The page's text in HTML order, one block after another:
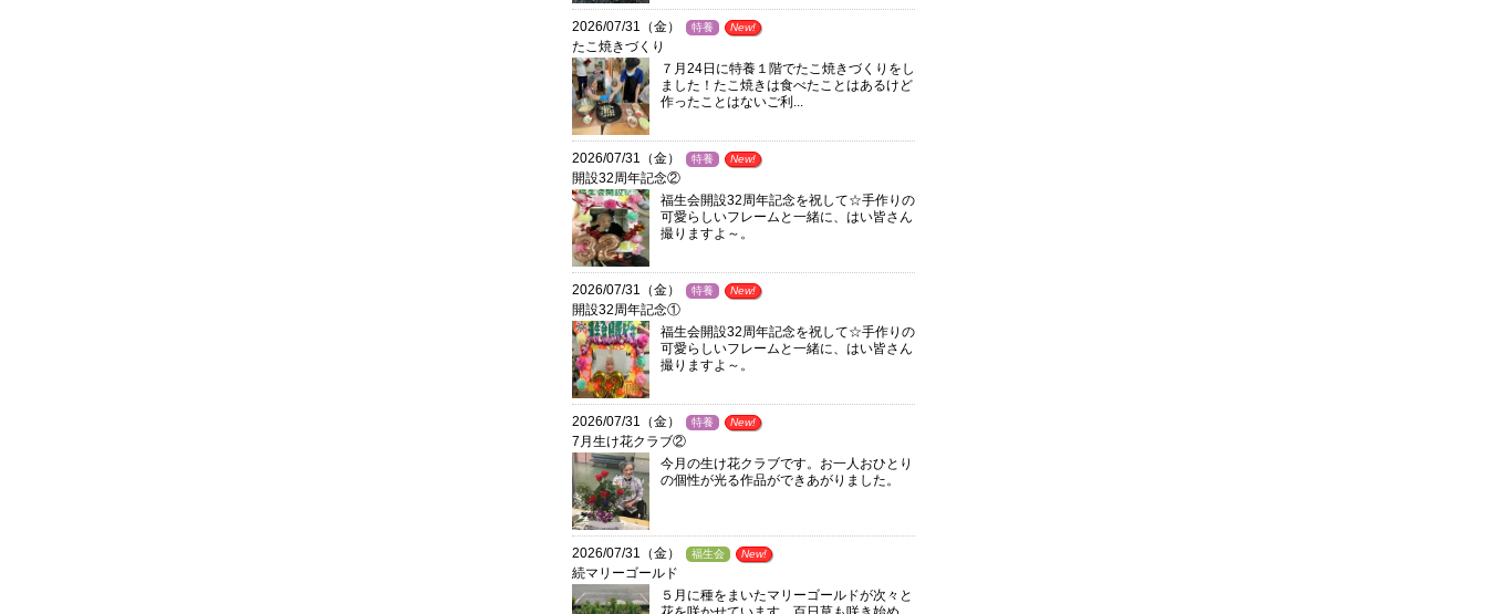
2026/07/31（金） 特養 New!
たこ焼きづくり
７月24日に特養１階でたこ焼きづくりをし
ました！たこ焼きは食べたことはあるけど
作ったことはないご利...
2026/07/31（金） 特養 New!
開設32周年記念②
福生会開設32周年記念を祝して☆手作りの
可愛らしいフレームと一緒に、はい皆さん
撮りますよ～。
2026/07/31（金） 特養 New!
開設32周年記念①
福生会開設32周年記念を祝して☆手作りの
可愛らしいフレームと一緒に、はい皆さん
撮りますよ～。
2026/07/31（金） 特養 New!
7月生け花クラブ②
今月の生け花クラブです。お一人おひとり
の個性が光る作品ができあがりました。
2026/07/31（金） 福生会 New!
続マリーゴールド
５月に種をまいたマリーゴールドが次々と